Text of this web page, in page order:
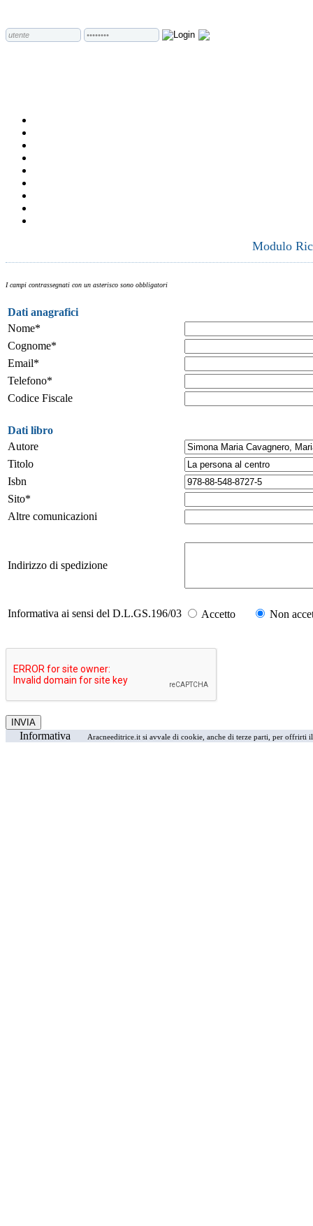
Modulo
I campi contrassegnati con un asterisco sono obbligatori
Dati anagrafici
Nome*
Cognome*
Email*
Telefono*
Codice Fiscale
Dati libro
Autore
Titolo
Isbn
Sito*
Altre comunicazioni
Indirizzo di spedizione
Informativa ai sensi del D.L.GS.196/03 Accetto Non
Informativa Aracneeditrice.it si avvale di cookie, anche di terze parti, per